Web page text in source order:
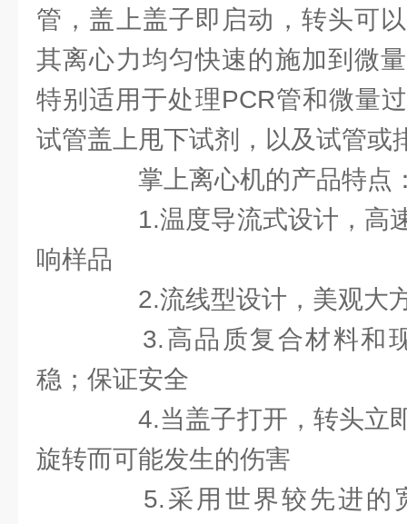
管，盖上盖子即启动，转头可
其离心力均匀快速的施加到微
特别适用于处理PCR管和微量
试管盖上甩下试剂，以及试管或
掌上离心机的产品特点
1.温度导流式设计，高
响样品
2.流线型设计，美观大
3.高品质复合材料和
稳；保证安全
4.当盖子打开，转头立
旋转而可能发生的伤害
5.采用世界较先进的